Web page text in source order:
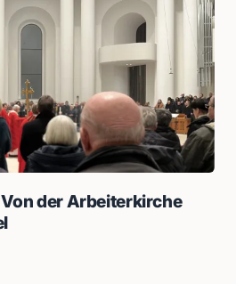
der Arbeiterkirche